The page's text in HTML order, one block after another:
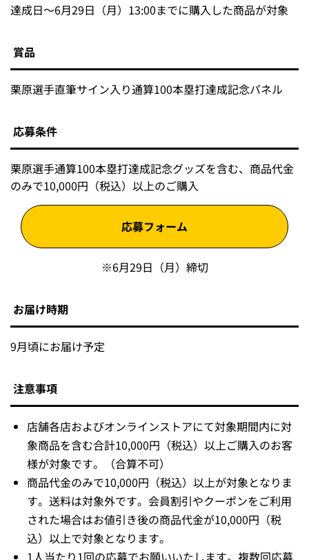
達成日～6月29日（月）13:00までに購入した商品が対象
賞品
栗原選手直筆サイン入り通算100本塁打達成記念パネル
応募条件
栗原選手通算100本塁打達成記念グッズを含む、商品代金
のみで10,000円（税込）以上のご購入
応募フォーム
※6月29日（月）締切
お届け時期
9月頃にお届け予定
注意事項
店舗各店およびオンラインストアにて対象期間内に対
象商品を含む合計10,000円（税込）以上ご購入のお客
様が対象です。（合算不可）
商品代金のみで10,000円（税込）以上が対象となりま
す。送料は対象外です。会員割引やクーポンをご利用
された場合はお値引き後の商品代金が10,000円（税
込）以上で対象となります。
1人当たり1回の応募でお願いいたします。複数回応募